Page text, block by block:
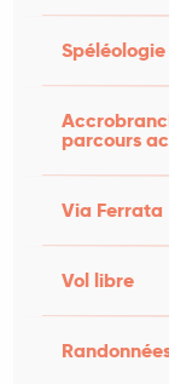
Spéléologie
parcours
Via Ferrata
Vol libre
- 21:00
- 21:00